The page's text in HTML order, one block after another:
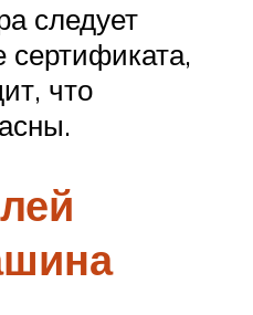
следует
сертификата,
что